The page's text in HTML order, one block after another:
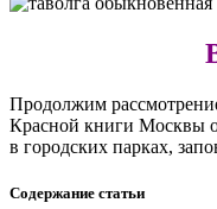
Продолжим
Красной книги Москвы о
в городских парках,
Содержание статьи